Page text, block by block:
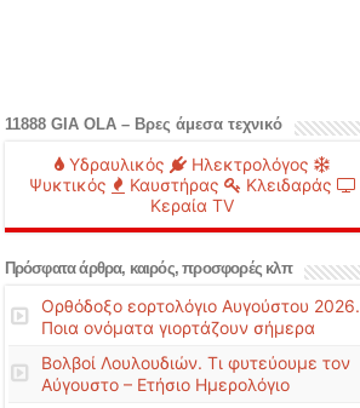
11888 GIA OLA – Βρες άμεσα τεχνικό
Υδραυλικός
Ηλεκτρολόγος
Ψυκτικός
Καυστήρας
Κλειδαράς
Κεραία TV
Πρόσφατα άρθρα, καιρός, προσφορές κλπ
Ορθόδοξο εορτολόγιο Αυγούστου 2026.
Ποια ονόματα γιορτάζουν σήμερα
Βολβοί Λουλουδιών. Τι φυτεύουμε τον
Αύγουστο – Ετήσιο Ημερολόγιο